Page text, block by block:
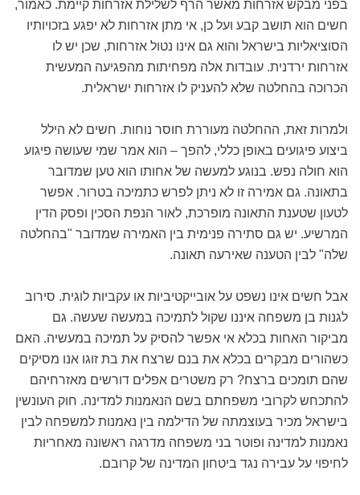
בפני מבקש אזרחות מאשר הרף לשלילת אזרחות קיימת. כאמור,
חשים הוא תושב קבע ועל כן, אי מתן אזרחות לא יפגע בזכויותיו
הסוציאליות בישראל והוא גם אינו נטול אזרחות, שכן יש לו
אזרחות ירדנית. עובדות אלה מפחיתות מהפגיעה המעשית
הכרוכה בהחלטה שלא להעניק לו אזרחות ישראלית.
ולמרות זאת, ההחלטה מעוררת חוסר נוחות. חשים לא הילל
ביצוע פיגועים באופן כללי, להפך – הוא אמר שמי שעושה פיגוע
הוא חולה נפש. בנוגע למעשה של אחותו הוא טען שמדובר
בתאונה. גם אמירה זו לא ניתן לפרש כתמיכה בטרור. אפשר
לטעון שטענת התאונה מופרכת, לאור הנפת הסכין ופסק הדין
המרשיע. יש גם סתירה פנימית בין האמירה שמדובר "בהחלטה
שלה" לבין הטענה שאירעה תאונה.
אבל חשים אינו נשפט על אובייקטיביות או עקביות לוגית. סירוב
לגנות בן משפחה איננו שקול לתמיכה במעשה שעשה. גם
מביקור האחות בכלא אי אפשר להסיק על תמיכה במעשיה. האם
כשהורים מבקרים בכלא את בנם שרצח את בת זוגו אנו מסיקים
שהם תומכים ברצח? רק משטרים אפלים דורשים מאזרחיהם
להתכחש לקרובי משפחתם בשם הנאמנות למדינה. חוק העונשין
בישראל מכיר בעוצמתה של הדילמה בין נאמנות למשפחה לבין
נאמנות למדינה ופוטר בני משפחה מדרגה ראשונה מאחריות
לחיפוי על עבירה נגד ביטחון המדינה של קרובם.